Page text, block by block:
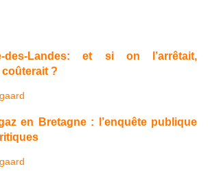
des-Landes: et si on l’arrêtait,
?
en Bretagne : l’enquête publique